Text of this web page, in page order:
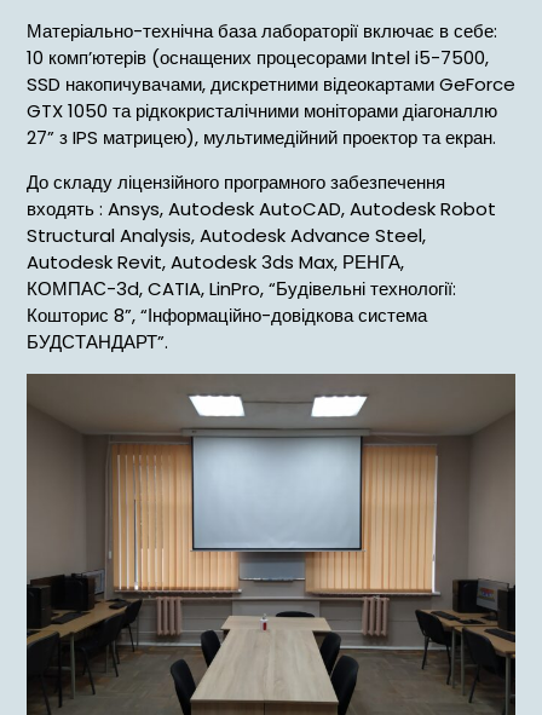
Матеріально-технічна база лабораторії включає в себе:
10 комп’ютерів (оснащених процесорами Intel i5-7500,
SSD накопичувачами, дискретними відеокартами GeForce
GTX 1050 та рідкокристалічними моніторами діагоналлю
27” з IPS матрицею), мультимедійний проектор та екран.
До складу ліцензійного програмного забезпечення
входять : Ansys, Autodesk AutoCAD, Autodesk Robot
Structural Analysis, Autodesk Advance Steel,
Autodesk Revit, Autodesk 3ds Max, РЕНГА,
КОМПАС-3d, CATIA, LinPro, “Будівельні технології:
Кошторис 8”, “Інформаційно-довідкова система
БУДСТАНДАРТ”.